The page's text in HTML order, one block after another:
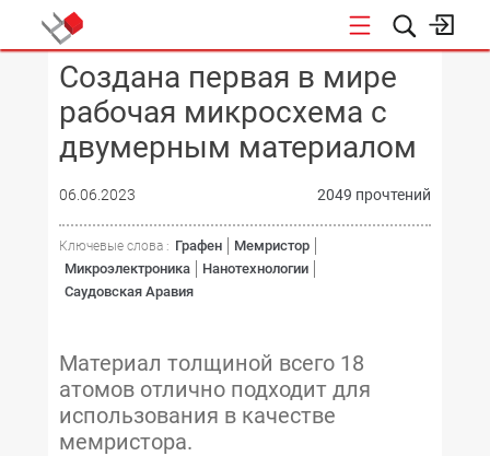
КОНФЕРЕНЦИИ
Создана первая в мире
рабочая микросхема с
двумерным материалом
06.06.2023 2049 прочтений
Ключевые слова : Графен
Мемристор
Микроэлектроника
Нанотехнологии
Саудовская Аравия
Материал толщиной всего 18
атомов отлично подходит для
использования в качестве
мемристора.